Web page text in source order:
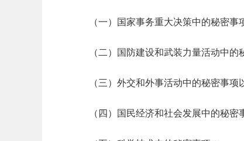
（一）国家事务重大决策中的秘密事
（二）国防建设和武装力量活动中的
（三）外交和外事活动中的秘密事
（四）国民经济和社会发展中的秘密